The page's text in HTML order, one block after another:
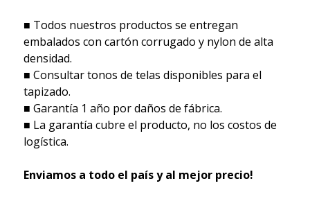
■ Todos nuestros productos se entregan
embalados con cartón corrugado y nylon de alta
densidad.
■ Consultar tonos de telas disponibles para el
tapizado.
■ Garantía 1 año por daños de fábrica.
■ La garantía cubre el producto, no los costos de
logística.
Enviamos a todo el país y al mejor precio!